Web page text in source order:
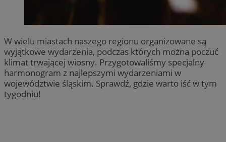
W wielu miastach naszego regionu organizowane są
wyjątkowe wydarzenia, podczas których można poczuć
klimat trwającej wiosny. Przygotowaliśmy specjalny
harmonogram z najlepszymi wydarzeniami w
województwie śląskim. Sprawdź, gdzie warto iść w tym
tygodniu!